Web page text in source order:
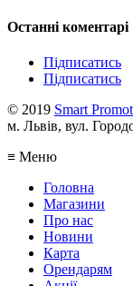
Останні коментарі
Підписатись
Підписатись
© 2019 Smart
м. Львів, вул.
≡ Меню
Головна
Магазини
Про нас
Новини
Карта
Орендарям